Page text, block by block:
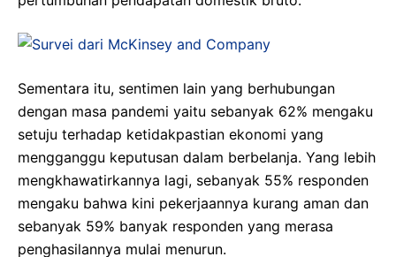
Sementara itu, sentimen lain yang berhubungan
dengan masa pandemi yaitu sebanyak 62% mengaku
setuju terhadap ketidakpastian ekonomi yang
mengganggu keputusan dalam berbelanja. Yang lebih
mengkhawatirkannya lagi, sebanyak 55% responden
mengaku bahwa kini pekerjaannya kurang aman dan
sebanyak 59% banyak responden yang merasa
penghasilannya mulai menurun.